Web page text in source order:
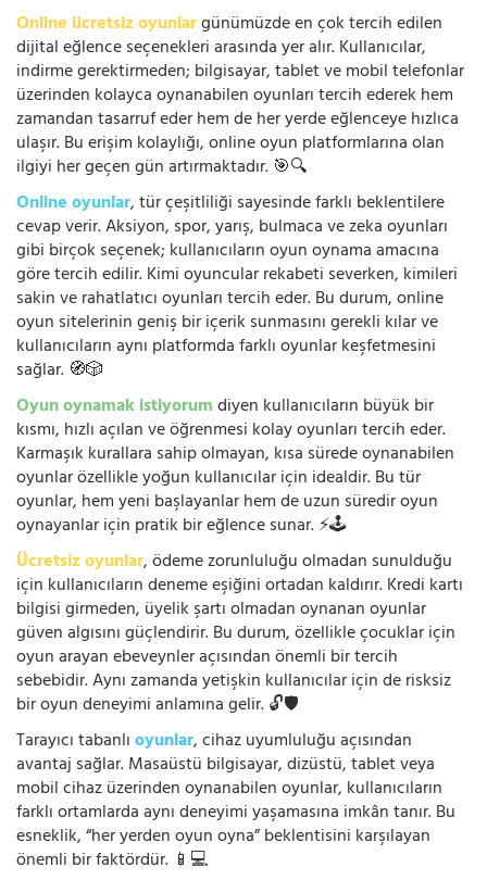
Online ücretsiz oyunlargünümüzde en çok tercih edilen
dijital eğlence seçenekleri arasında yer alır. Kullanıcılar,
indirme gerektirmeden; bilgisayar, tablet ve mobil telefonlar
üzerinden kolayca oynanabilen oyunları tercih ederek hem
zamandan tasarruf eder hem de her yerde eğlenceye hızlıca
ulaşır. Bu erişim kolaylığı, online oyun platformlarına olan
ilgiyi her geçen gün artırmaktadır. 🎯🔍
Online oyunlar, tür çeşitliliği sayesinde farklı beklentilere
cevap verir. Aksiyon, spor, yarış, bulmaca ve zeka oyunları
gibi birçok seçenek; kullanıcıların oyun oynama amacına
göre tercih edilir. Kimi oyuncular rekabeti severken, kimileri
sakin ve rahatlatıcı oyunları tercih eder. Bu durum, online
oyun sitelerinin geniş bir içerik sunmasını gerekli kılar ve
kullanıcıların aynı platformda farklı oyunlar keşfetmesini
sağlar. 🧭🎲
Oyun oynamak istiyorumdiyen kullanıcıların büyük bir
kısmı, hızlı açılan ve öğrenmesi kolay oyunları tercih eder.
Karmaşık kurallara sahip olmayan, kısa sürede oynanabilen
oyunlar özellikle yoğun kullanıcılar için idealdir. Bu tür
oyunlar, hem yeni başlayanlar hem de uzun süredir oyun
oynayanlar için pratik bir eğlence sunar. ⚡🕹️
Ücretsiz oyunlar, ödeme zorunluluğu olmadan sunulduğu
için kullanıcıların deneme eşiğini ortadan kaldırır. Kredi kartı
bilgisi girmeden, üyelik şartı olmadan oynanan oyunlar
güven algısını güçlendirir. Bu durum, özellikle çocuklar için
oyun arayan ebeveynler açısından önemli bir tercih
sebebidir. Aynı zamanda yetişkin kullanıcılar için de risksiz
bir oyun deneyimi anlamına gelir. 🔓🛡️
Tarayıcı tabanlıoyunlar, cihaz uyumluluğu açısından
avantaj sağlar. Masaüstü bilgisayar, dizüstü, tablet veya
mobil cihaz üzerinden oynanabilen oyunlar, kullanıcıların
farklı ortamlarda aynı deneyimi yaşamasına imkân tanır. Bu
esneklik, “her yerden oyun oyna” beklentisini karşılayan
önemli bir faktördür. 📱💻